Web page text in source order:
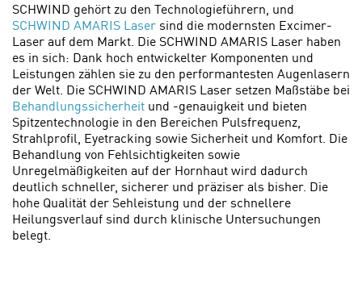
SCHWIND gehört zu den Technologieführern, und
SCHWIND AMARIS Laser sind die modernsten Excimer-
Laser auf dem Markt. Die SCHWIND AMARIS Laser haben
es in sich: Dank hoch entwickelter Komponenten und
Leistungen zählen sie zu den performantesten Augenlasern
der Welt. Die SCHWIND AMARIS Laser setzen Maßstäbe bei
Behandlungssicherheit und -genauigkeit und bieten
Spitzentechnologie in den Bereichen Pulsfrequenz,
Strahlprofil, Eyetracking sowie Sicherheit und Komfort. Die
Behandlung von Fehlsichtigkeiten sowie
Unregelmäßigkeiten auf der Hornhaut wird dadurch
deutlich schneller, sicherer und präziser als bisher. Die
hohe Qualität der Sehleistung und der schnellere
Heilungsverlauf sind durch klinische Untersuchungen
belegt.